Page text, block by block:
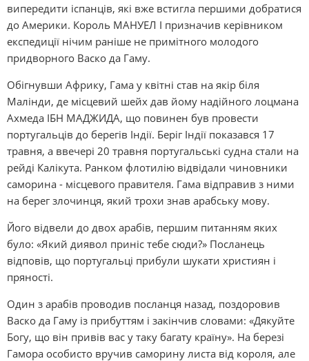
випередити іспанців, які вже встигла першими добратися
до Америки. Король МАНУЕЛ I призначив керівником
експедиції нічим раніше не примітного молодого
придворного Васко да Гаму.
Обігнувши Африку, Гама у квітні став на якір біля
Малінди, де місцевий шейх дав йому надійного лоцмана
Ахмеда ІБН МАДЖИДА, що повинен був провести
португальців до берегів Індії. Беріг Індії показався 17
травня, а ввечері 20 травня португальські судна стали на
рейді Калікута. Ранком флотилію відвідали чиновники
саморина - місцевого правителя. Гама відправив з ними
на берег злочинця, який трохи знав арабську мову.
Його відвели до двох арабів, першим питанням яких
було: «Який диявол приніс тебе сюди?» Посланець
відповів, що португальці прибули шукати християн і
пряності.
Один з арабів проводив посланця назад, поздоровив
Васко да Гаму із прибуттям і закінчив словами: «Дякуйте
Богу, що він привів вас у таку багату країну». На березі
Гамора особисто вручив саморину листа від короля, але